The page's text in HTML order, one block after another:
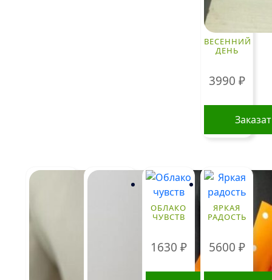
ВЕСЕННИЙ
ДЕНЬ
3990 ₽
ОБЛАКО
ЧУВСТВ
1630 ₽
ЯРКАЯ
РАДОСТЬ
5600 ₽